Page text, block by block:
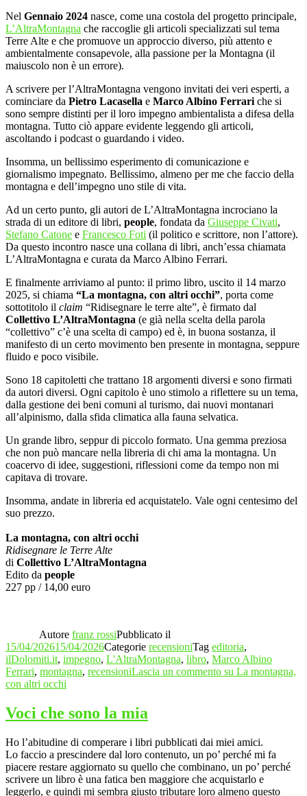
Nel Gennaio 2024 nasce, come una costola del progetto principale,
L’AltraMontagna che raccoglie gli articoli specializzati sul tema
Terre Alte e che promuove un approccio diverso, più attento e
ambientalmente consapevole, alla passione per la Montagna (il
maiuscolo non è un errore).
A scrivere per l’AltraMontagna vengono invitati dei veri esperti, a
cominciare da Pietro Lacasella e Marco Albino Ferrari che si
sono sempre distinti per il loro impegno ambientalista a difesa della
montagna. Tutto ciò appare evidente leggendo gli articoli,
ascoltando i podcast o guardando i video.
Insomma, un bellissimo esperimento di comunicazione e
giornalismo impegnato. Bellissimo, almeno per me che faccio della
montagna e dell’impegno uno stile di vita.
Ad un certo punto, gli autori de L’AltraMontagna incrociano la
strada di un editore di libri, people, fondata da Giuseppe Civati,
Stefano Catone e Francesco Foti (il politico e scrittore, non l’attore).
Da questo incontro nasce una collana di libri, anch’essa chiamata
L’AltraMontagna e curata da Marco Albino Ferrari.
E finalmente arriviamo al punto: il primo libro, uscito il 14 marzo
2025, si chiama “La montagna, con altri occhi”, porta come
sottotitolo il claim “Ridisegnare le terre alte”, è firmato dal
Collettivo L’AltraMontagna (e già nella scelta della parola
“collettivo” c’è una scelta di campo) ed è, in buona sostanza, il
manifesto di un certo movimento ben presente in montagna, seppure
fluido e poco visibile.
Sono 18 capitoletti che trattano 18 argomenti diversi e sono firmati
da autori diversi. Ogni capitolo è uno stimolo a riflettere su un tema,
dalla gestione dei beni comuni al turismo, dai nuovi montanari
all’alpinismo, dalla sfida climatica alla fauna selvatica.
Un grande libro, seppur di piccolo formato. Una gemma preziosa
che non può mancare nella libreria di chi ama la montagna. Un
coacervo di idee, suggestioni, riflessioni come da tempo non mi
capitava di trovare.
Insomma, andate in libreria ed acquistatelo. Vale ogni centesimo del
suo prezzo.
La montagna, con altri occhi
Ridisegnare le Terre Alte
di Collettivo L’AltraMontagna
Edito da people
227 pp / 14,00 euro
Autore franz rossiPubblicato il
15/04/202615/04/2026Categorie recensioniTag editoria,
ilDolomiti.it, impegno, L'AltraMontagna, libro, Marco Albino
Ferrari, montagna, recensioniLascia un commento su La montagna,
con altri occhi
Voci che sono la mia
Ho l’abitudine di comperare i libri pubblicati dai miei amici.
Lo faccio a prescindere dal loro contenuto, un po’ perché mi fa
piacere restare aggiornato su quello che combinano, un po’ perché
scrivere un libro è una fatica ben maggiore che acquistarlo e
leggerlo, e quindi mi sembra giusto tributare loro almeno questo